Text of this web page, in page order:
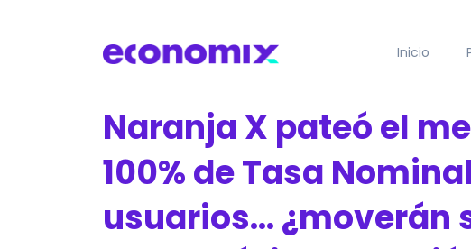
Inicio
Naranja X pateó el
100% de Tasa
usuarios… ¿moverán